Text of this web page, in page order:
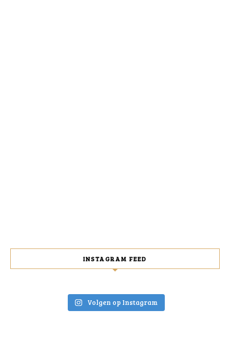
INSTAGRAM FEED
Volgen op Instagram